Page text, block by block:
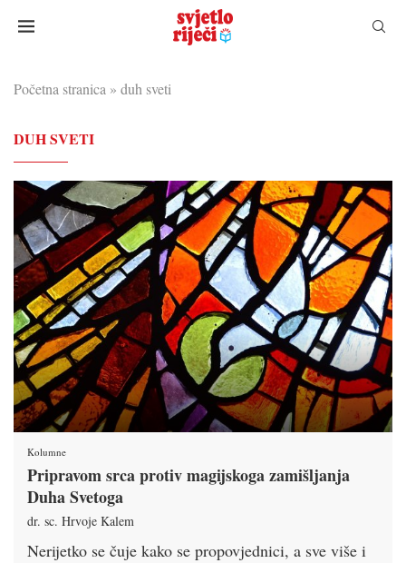
Početna stranica » duh sveti
DUH SVETI
Kolumne
Pripravom srca protiv magijskoga zamišljanja
Duha Svetoga
dr. sc. Hrvoje Kalem
Nerijetko se čuje kako se propovjednici, a sve više i